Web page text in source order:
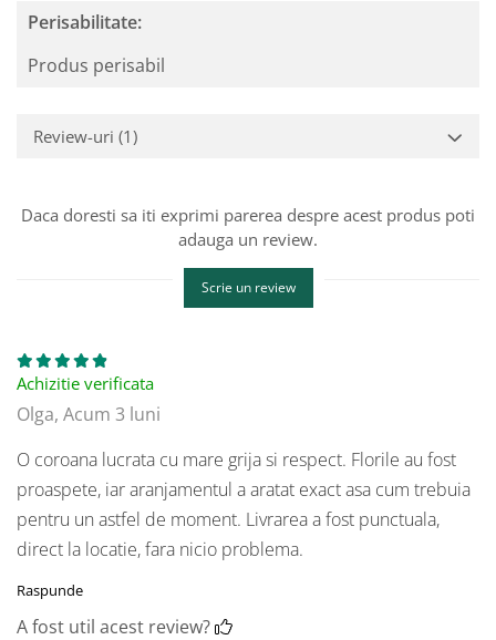
Perisabilitate:
Produs perisabil
Review-uri (1)
Daca doresti sa iti exprimi parerea despre acest produs poti
adauga un review.
Scrie un review
Achizitie verificata
Olga, Acum 3 luni
O coroana lucrata cu mare grija si respect. Florile au fost
proaspete, iar aranjamentul a aratat exact asa cum trebuia
pentru un astfel de moment. Livrarea a fost punctuala,
direct la locatie, fara nicio problema.
Raspunde
A fost util acest review?